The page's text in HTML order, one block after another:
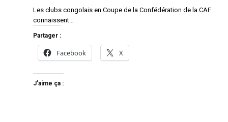
Les clubs congolais en Coupe de la Confédération de la CAF
connaissent…
Partager :
Facebook X
J’aime ça :